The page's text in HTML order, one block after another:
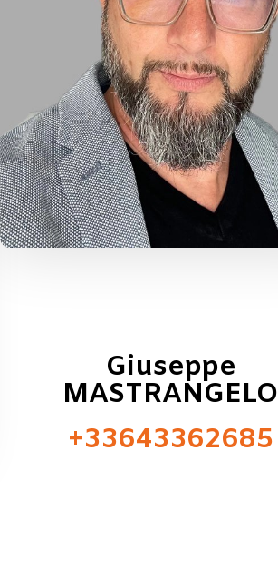
Giuseppe
MASTRANGELO
+33643362685